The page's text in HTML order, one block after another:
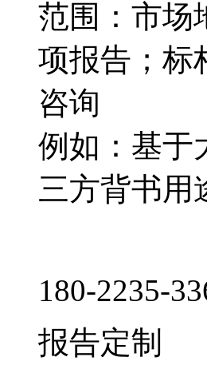
范围：市场
项报告；标
咨询
例如：基于
三方背书用
180-2235-
报告定制